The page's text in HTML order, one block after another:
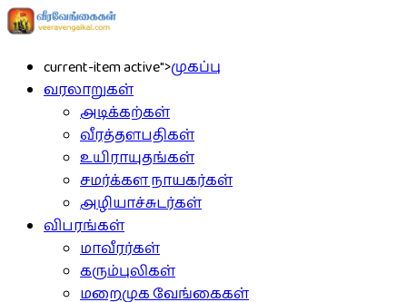
current-item active">முகப்பு
வரலாறுகள்
அடிக்கற்கள்
வீரத்தளபதிகள்
உயிராயுதங்கள்
சமர்க்கள நாயகர்கள்
அழியாச்சுடர்கள்
விபரங்கள்
மாவீரர்கள்
கரும்புலிகள்
மறைமுக வேங்கைகள்